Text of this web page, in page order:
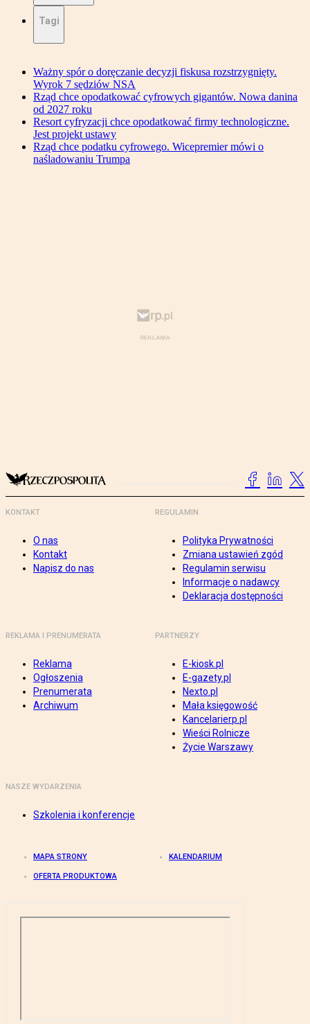
Tagi
Ważny spór o doręczanie decyzji fiskusa rozstrzygnięty.
Wyrok 7 sędziów NSA
Rząd chce opodatkować cyfrowych gigantów. Nowa danina
od 2027 roku
Resort cyfryzacji chce opodatkować firmy technologiczne.
Jest projekt ustawy
Rząd chce podatku cyfrowego. Wicepremier mówi o
naśladowaniu Trumpa
KONTAKT
O nas
Kontakt
Napisz do nas
REGULAMIN
Polityka Prywatności
Zmiana ustawień zgód
Regulamin serwisu
Informacje o nadawcy
Deklaracja dostępności
REKLAMA I PRENUMERATA
Reklama
Ogłoszenia
Prenumerata
Archiwum
PARTNERZY
E-kiosk.pl
E-gazety.pl
Nexto.pl
Mała księgowość
Kancelarierp.pl
Wieści Rolnicze
Życie Warszawy
NASZE WYDARZENIA
Szkolenia i konferencje
MAPA STRONY KALENDARIUM
OFERTA PRODUKTOWA